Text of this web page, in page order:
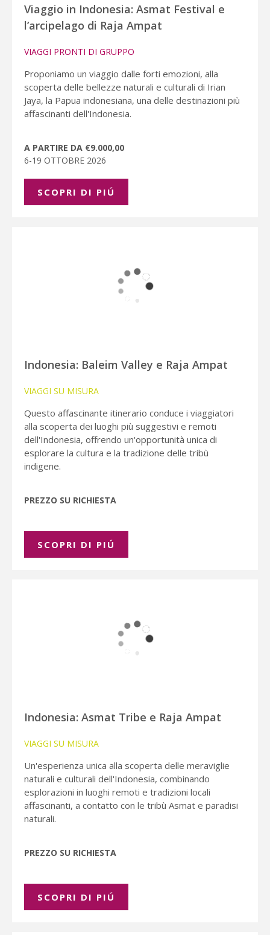
Viaggio in Indonesia: Asmat Festival e
l’arcipelago di Raja Ampat
VIAGGI PRONTI DI GRUPPO
Proponiamo un viaggio dalle forti emozioni, alla
scoperta delle bellezze naturali e culturali di Irian
Jaya, la Papua indonesiana, una delle destinazioni più
affascinanti dell'Indonesia.
A PARTIRE DA €9.000,00
6-19 OTTOBRE 2026
SCOPRI DI PIÚ
Indonesia: Baleim Valley e Raja Ampat
VIAGGI SU MISURA
Questo affascinante itinerario conduce i viaggiatori
alla scoperta dei luoghi più suggestivi e remoti
dell'Indonesia, offrendo un'opportunità unica di
esplorare la cultura e la tradizione delle tribù
indigene.
PREZZO SU RICHIESTA
SCOPRI DI PIÚ
Indonesia: Asmat Tribe e Raja Ampat
VIAGGI SU MISURA
Un'esperienza unica alla scoperta delle meraviglie
naturali e culturali dell'Indonesia, combinando
esplorazioni in luoghi remoti e tradizioni locali
affascinanti, a contatto con le tribù Asmat e paradisi
naturali.
PREZZO SU RICHIESTA
SCOPRI DI PIÚ